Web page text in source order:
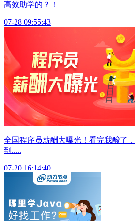
高效助学的？！
07-28 09:55:43
全国程序员薪酬大曝光！看完我酸了
到.....
07-20 16:14:40